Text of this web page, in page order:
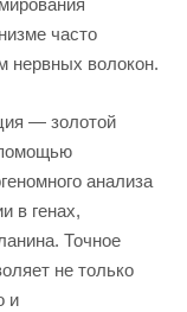
часто
нервных волокон.
— золотой
анализа
в генах,
Точное
не только
и